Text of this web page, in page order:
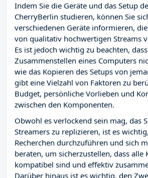
Indem Sie die Geräte und das Setup
CherryBerlin studieren, können Sie
verschiedenen Geräte informieren,
von qualitativ hochwertigen Streams
Es ist jedoch wichtig zu beachten,
Zusammenstellen eines Computers
wie das Kopieren des Setups von
gibt eine Vielzahl von Faktoren zu
Budget, persönliche Vorlieben und
zwischen den Komponenten.
Obwohl es verlockend sein mag, das
Streamers zu replizieren, ist es
Recherchen durchzuführen und sich
beraten, um sicherzustellen, dass alle
kompatibel sind und effektiv
Darüber hinaus ist es wichtig, den